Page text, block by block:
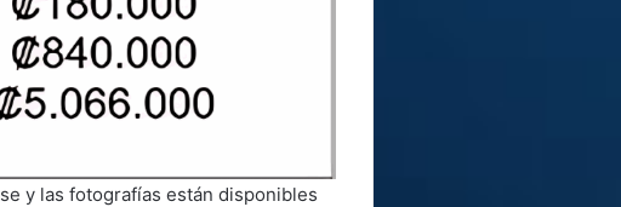
y las fotografías están disponibles